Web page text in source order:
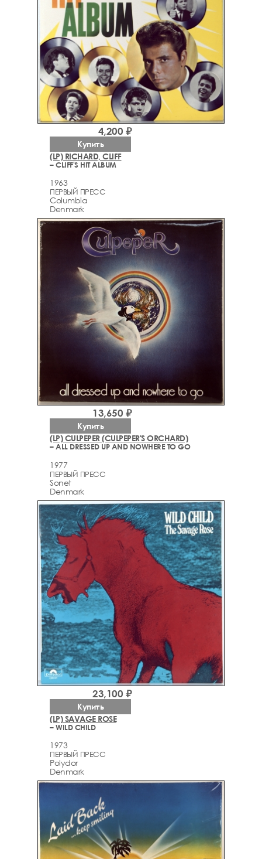
(LP) RICHARD, CLIFF
– CLIFF'S HIT ALBUM
1963
ПЕРВЫЙ ПРЕСС
Columbia
Denmark
4,200 ₽
Купить
(LP) CULPEPER (CULPEPER'S ORCHARD)
– ALL DRESSED UP AND NOWHERE TO GO
1977
ПЕРВЫЙ ПРЕСС
Sonet
Denmark
13,650 ₽
Купить
(LP) SAVAGE ROSE
– WILD CHILD
1973
ПЕРВЫЙ ПРЕСС
Polydor
Denmark
23,100 ₽
Купить